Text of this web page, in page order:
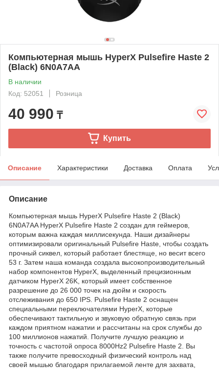
Компьютерная мышь HyperX Pulsefire Haste 2
(Black) 6N0A7AA
В наличии
Код: 52051
Розница
40 990 ₸
Купить
Описание Характеристики Доставка Оплата
Описание
Компьютерная мышь HyperX Pulsefire Haste 2 (Black)
6N0A7AA HyperX Pulsefire Haste 2 создан для геймеров,
которым важна каждая миллисекунда. Наши дизайнеры
оптимизировали оригинальный Pulsefire Haste, чтобы создать
прочный сиквел, который работает блестяще, но весит всего
53 г. Затем наша команда создала высокопроизводительный
набор компонентов HyperX, выделенный прецизионным
датчиком HyperX 26K, который имеет собственное
разрешение до 26 000 точек на дюйм и скорость
отслеживания до 650 IPS. Pulsefire Haste 2 оснащен
специальными переключателями HyperX, которые
обеспечивают тактильную и звуковую обратную связь при
каждом приятном нажатии и рассчитаны на срок службы до
100 миллионов нажатий. Получите лучшую реакцию и
точность с частотой опроса 8000Hz2 Pulsefire Haste 2. Вы
также получите превосходный физический контроль над
своей мышью благодаря прилагаемой ленте для захвата,